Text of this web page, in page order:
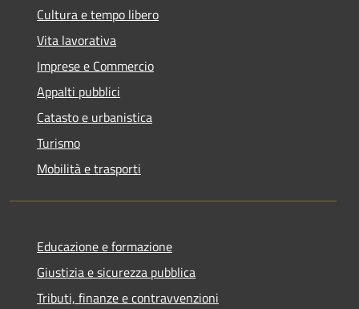
Cultura e tempo libero
Vita lavorativa
Imprese e Commercio
Appalti pubblici
Catasto e urbanistica
Turismo
Mobilità e trasporti
Educazione e formazione
Giustizia e sicurezza pubblica
Tributi, finanze e contravvenzioni